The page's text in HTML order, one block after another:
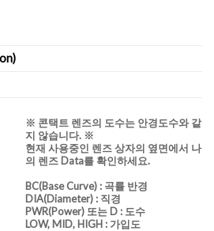
※ 콘택트 렌즈의 도수는 안경도수와 같
지 않습니다. ※
현재 사용중인 렌즈 상자의 옆면에서 나
의 렌즈 Data를 확인하세요.
BC(Base Curve): 곡률 반경
DIA(Diameter) : 직경
PWR(Power) 또는 D : 도수
LOW, MID, HIGH : 가입도